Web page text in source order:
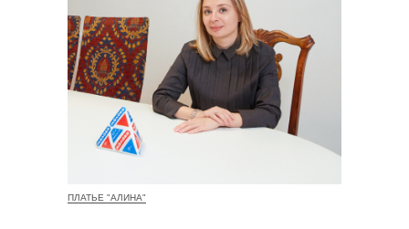
ПЛАТЬЕ "АЛИНА"